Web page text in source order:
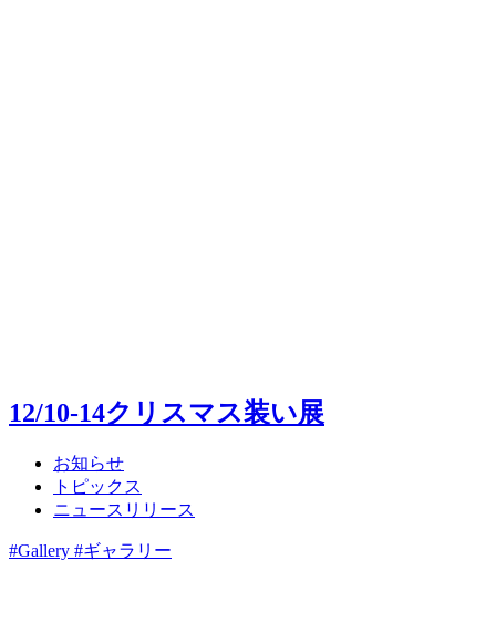
12/10-14クリスマス装い展
お知らせ
トピックス
ニュースリリース
#Gallery #ギャラリー